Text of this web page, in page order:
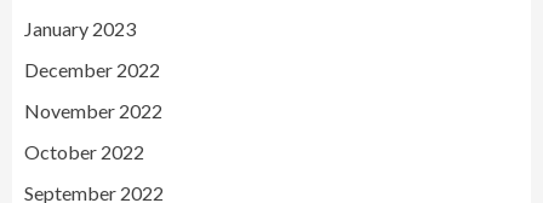
January 2023
December 2022
November 2022
October 2022
September 2022